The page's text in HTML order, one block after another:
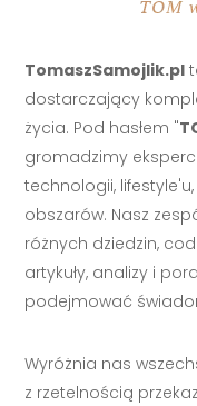
TomaszSamojlik.pl
dostarczający
życia. Pod hasłem "
gromadzimy
technologii,
obszarów. Nasz
różnych dziedzin,
artykuły, analizy i
podejmować
Wyróżnia nas
z rzetelnością